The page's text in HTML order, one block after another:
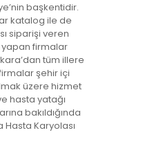
başkentidir.
katalog ile de
siparişi veren
yapan firmalar
tüm illere
şehir içi
üzere hizmet
hasta yatağı
bakıldığında
Karyolası